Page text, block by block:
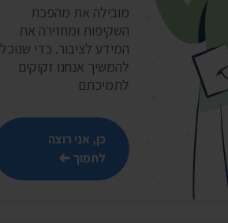
נושאים נוספים ›
מובילה את מהפכת
השקיפות ומחזירה את
המידע לציבור. כדי שנוכל
להמשיך אנחנו זקוקים
לתמיכתם
כן, אני רוצה
לתמוך